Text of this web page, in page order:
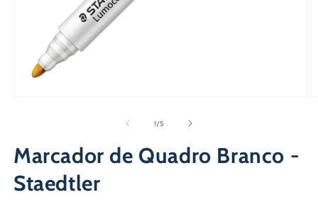
modal
1/de
5
Marcador de Quadro Branco -
Staedtler